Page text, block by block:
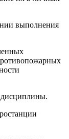
выполнения
дисциплины.